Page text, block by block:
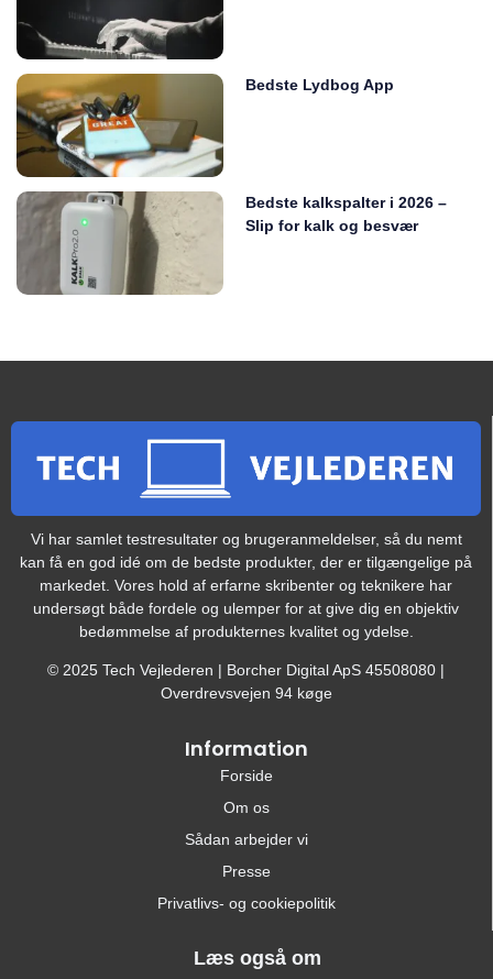
Bedste Lydbog App
Bedste kalkspalter i 2026 –
Slip for kalk og besvær
Vi har samlet testresultater og brugeranmeldelser, så du nemt
kan få en god idé om de bedste produkter, der er tilgængelige på
markedet. Vores hold af erfarne skribenter og teknikere har
undersøgt både fordele og ulemper for at give dig en objektiv
bedømmelse af produkternes kvalitet og ydelse.
© 2025 Tech Vejlederen | Borcher Digital ApS 45508080 |
Overdrevsvejen 94 køge
Information
Forside
Om os
Sådan arbejder vi
Presse
Privatlivs- og cookiepolitik
Læs også om